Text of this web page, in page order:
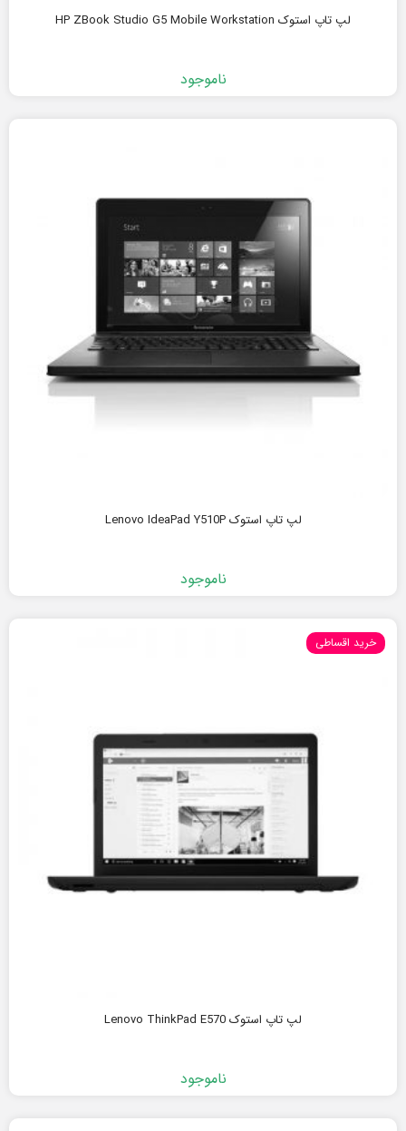
لپ تاپ استوک HP ZBook Studio G5 Mobile Workstation
ناموجود
لپ تاپ استوک Lenovo IdeaPad Y510P
ناموجود
خرید اقساطی
لپ تاپ استوک Lenovo ThinkPad E570
ناموجود